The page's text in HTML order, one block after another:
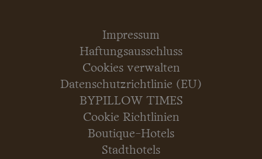
Impressum
Haftungsausschluss
Cookies verwalten
Datenschutzrichtlinie (EU)
BYPILLOW TIMES
Cookie Richtlinien
Boutique-Hotels
Stadthotels